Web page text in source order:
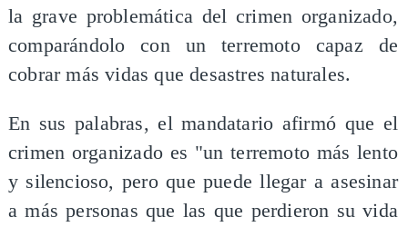
la grave problemática del crimen organizado,
comparándolo con un terremoto capaz de
cobrar más vidas que desastres naturales.
En sus palabras, el mandatario afirmó que el
crimen organizado es "un terremoto más lento
y silencioso, pero que puede llegar a asesinar
a más personas que las que perdieron su vida